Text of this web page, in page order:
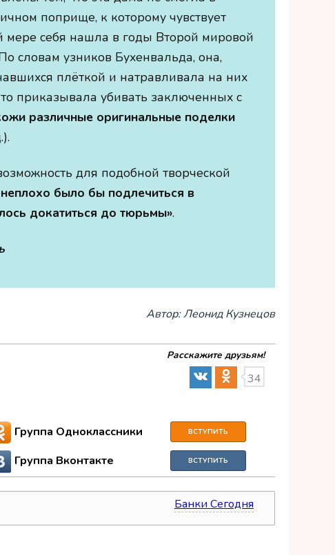
поприще, к которому чувствует
себя нашла в годы Второй мировой
словам узников Бухенвальда, она,
плёткой и натравливала на них
приказывала убивать заключенных с
различные оригинальные поделки
для подобной творческой
неплохо было бы подлечиться в
докатиться до тюрьмы».
Автор: Леонид Кузнецов
Расскажите друзьям!
34
Группа Одноклассники ВСТУПИТЬ
Группа Вконтакте ВСТУПИТЬ
Банки Сегодня